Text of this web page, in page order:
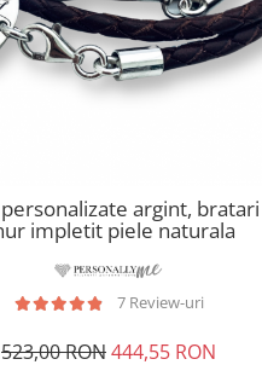
argint,
impletit piele naturala
7 Review-uri
523,00 RON444,55 RON